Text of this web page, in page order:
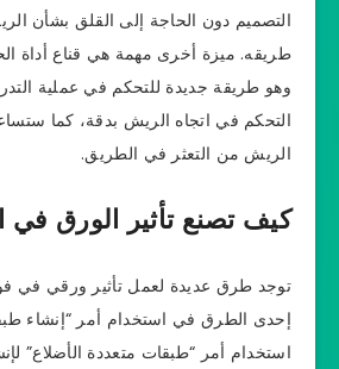
التصميم دون الحاجة إلى القلق بشأن
طريقه. ميزة أخرى مهمة هي قناع أداة
وهو طريقة جديدة للتحكم في عملية
التحكم في اتجاه الريش بدقة، كما
الريش من التعثر في الطريق.
كيف تصنع تأثير الورق في
توجد طرق عديدة لعمل تأثير ورقي في
إحدى الطرق في استخدام أمر “إنشاء
استخدام أمر “طبقات متعددة الأضلاع”